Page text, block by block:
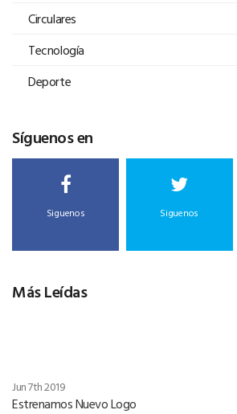
Circulares
Tecnología
Deporte
Síguenos en
Siguenos Siguenos
Más Leídas
Jun 7th 2019
Estrenamos Nuevo Logo